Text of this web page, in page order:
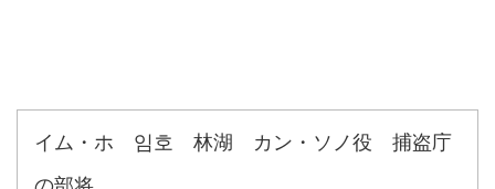
イム・ホ 임호 林湖 カン・ソノ役 捕盗庁